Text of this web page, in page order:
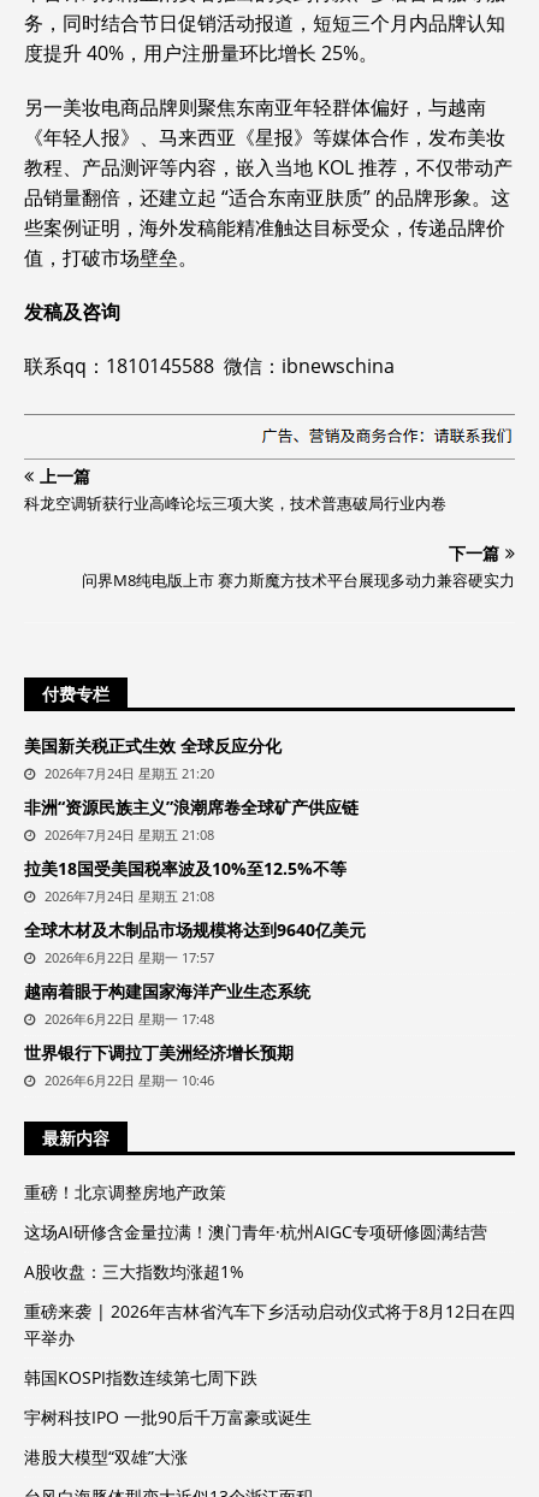
务，同时结合节日促销活动报道，短短三个月内品牌认知
度提升 40%，用户注册量环比增长 25%。
另一美妆电商品牌则聚焦东南亚年轻群体偏好，与越南
《年轻人报》、马来西亚《星报》等媒体合作，发布美妆
教程、产品测评等内容，嵌入当地 KOL 推荐，不仅带动产
品销量翻倍，还建立起 “适合东南亚肤质” 的品牌形象。这
些案例证明，海外发稿能精准触达目标受众，传递品牌价
值，打破市场壁垒。
发稿及咨询
联系qq：1810145588 微信：ibnewschina
上一篇
科龙空调斩获行业高峰论坛三项大奖，技术普惠破局行业内卷
下一篇
问界M8纯电版上市 赛力斯魔方技术平台展现多动力兼容硬实力
付费专栏
美国新关税正式生效 全球反应分化
2026年7月24日 星期五 21:20
非洲“资源民族主义”浪潮席卷全球矿产供应链
2026年7月24日 星期五 21:08
拉美18国受美国税率波及10%至12.5%不等
2026年7月24日 星期五 21:08
全球木材及木制品市场规模将达到9640亿美元
2026年6月22日 星期一 17:57
越南着眼于构建国家海洋产业生态系统
2026年6月22日 星期一 17:48
世界银行下调拉丁美洲经济增长预期
2026年6月22日 星期一 10:46
最新内容
重磅！北京调整房地产政策
这场AI研修含金量拉满！澳门青年·杭州AIGC专项研修圆满结营
A股收盘：三大指数均涨超1%
重磅来袭 | 2026年吉林省汽车下乡活动启动仪式将于8月12日在四
平举办
韩国KOSPI指数连续第七周下跌
宇树科技IPO 一批90后千万富豪或诞生
港股大模型“双雄”大涨